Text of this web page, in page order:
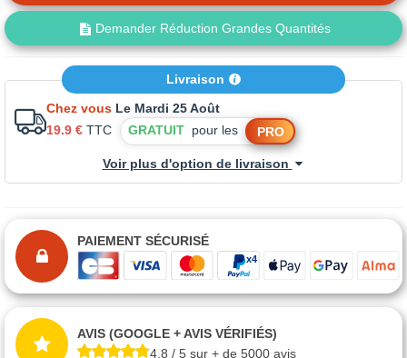
Demander Réduction Grandes Quantités
Livraison
Chez vous Le Mardi 25 Août
19.9 € TTC GRATUIT pour les PRO
Voir plus d'option de livraison
PAIEMENT SÉCURISÉ
AVIS (GOOGLE + AVIS VÉRIFIÉS)
4.8 / 5 sur + de 5000 avis